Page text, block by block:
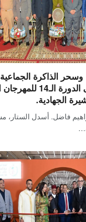
وسحر الذاكرة
إسدال الستار على الدورة
الجهادية.
فاضل. أسدل الستار،